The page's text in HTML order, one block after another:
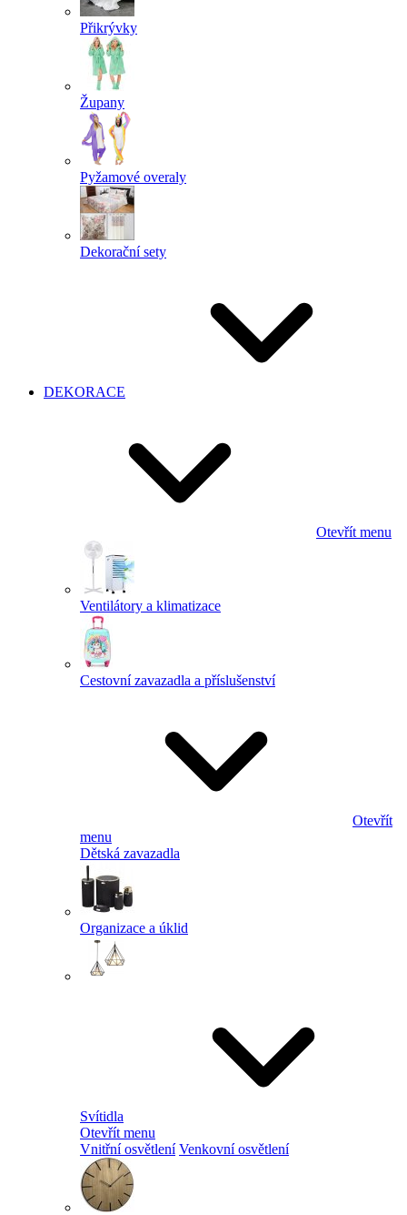
Přikrývky
Župany
Pyžamové overaly
Dekorační sety
DEKORACE
Otevřít menu
Ventilátory a klimatizace
Cestovní zavazadla a příslušenství
Otevřít
menu
Dětská zavazadla
Organizace a úklid
Svítidla
Otevřít menu
Vnitřní osvětlení Venkovní osvětlení